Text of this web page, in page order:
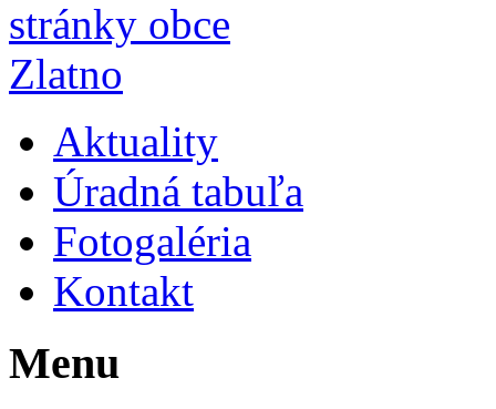
Aktuality
Úradná tabuľa
Fotogaléria
Kontakt
Menu